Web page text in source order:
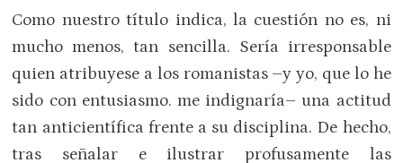
Como nuestro título indica, la cuestión no es, ni
mucho menos, tan sencilla. Sería irresponsable
quien atribuyese a los romanistas –y yo, que lo he
sido con entusiasmo. me indignaría– una actitud
tan anticientífica frente a su disciplina. De hecho,
tras señalar e ilustrar profusamente las